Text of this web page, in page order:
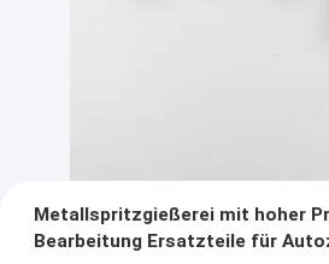
Metallspritzgießerei mit hoher
Bearbeitung Ersatzteile für